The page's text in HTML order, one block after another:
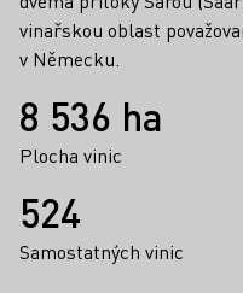
vinařskou oblast
v Německu.
Fakta
8 536 ha
Plocha vinic
524
Samostatných vinic